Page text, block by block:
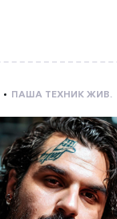
ПАША ТЕХНИК ЖИВ.